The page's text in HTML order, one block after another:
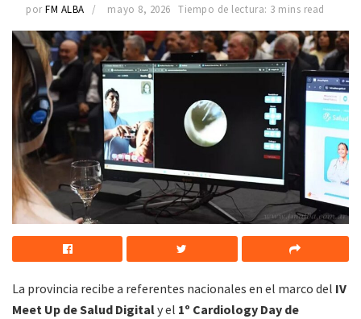
por FM ALBA mayo 8, 2026 Tiempo de lectura: 3 mins read
La provincia recibe a referentes nacionales en el marco del IV
Meet Up de Salud Digitaly el 1º Cardiology Day de